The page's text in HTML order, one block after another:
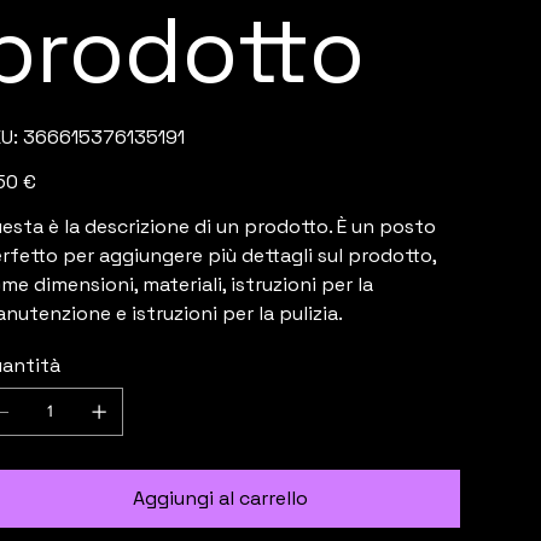
SKU
366615376135191
366615376135191
€
è la descrizione di un prodotto. È un posto
per aggiungere più dettagli sul prodotto,
dimensioni, materiali, istruzioni per la
e istruzioni per la pulizia.
Aggiungi al carrello